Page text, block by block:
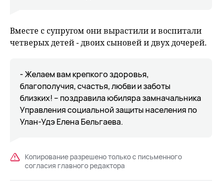
Вместе с супругом они вырастили и воспитали
четверых детей - двоих сыновей и двух дочерей.
- Желаем вам крепкого здоровья,
благополучия, счастья, любви и заботы
близких! – поздравила юбиляра замначальника
Управления социальной защиты населения по
Улан-Удэ Елена Бельгаева.
Копирование разрешено только с письменного
согласия главного редактора